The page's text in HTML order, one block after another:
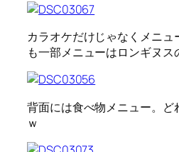
カラオケだけじゃなくメニ
も一部メニューはロンギヌス
背面には食べ物メニュー。ど
ｗ